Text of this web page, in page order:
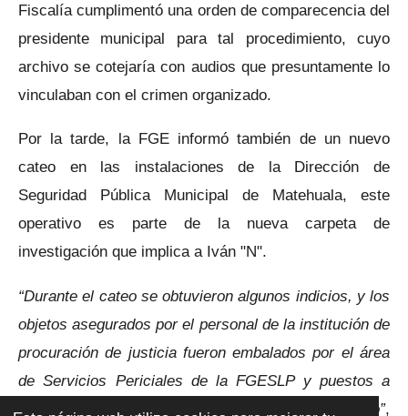
Fiscalía cumplimentó una orden de comparecencia del
presidente municipal para tal procedimiento, cuyo
archivo se cotejaría con audios que presuntamente lo
vinculaban con el crimen organizado.
Por la tarde, la FGE informó también de un nuevo
cateo en las instalaciones de la Dirección de
Seguridad Pública Municipal de Matehuala, este
operativo es parte de la nueva carpeta de
investigación que implica a Iván "N".
“Durante el cateo se obtuvieron algunos indicios, y los
objetos asegurados por el personal de la institución de
procuración de justicia fueron embalados por el área
de Servicios Periciales de la FGESLP y puestos a
disposición de un agente del Ministerio Público”,